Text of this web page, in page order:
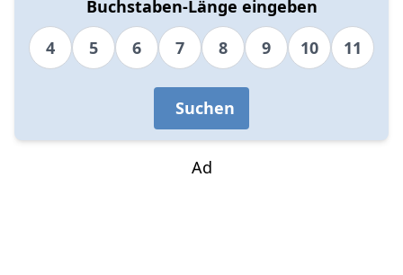
Buchstaben-Länge eingeben
4
5 6 7 8 9 10 11
Suchen
Ad